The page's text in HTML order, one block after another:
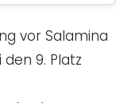
vor Salamina
den 9. Platz